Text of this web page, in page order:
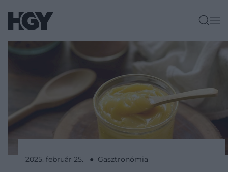
2025. február 25. ● Gasztronómia